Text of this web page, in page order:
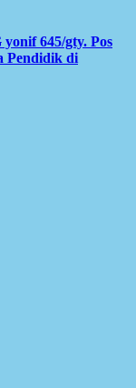
645/gty. Pos
Pendidik di